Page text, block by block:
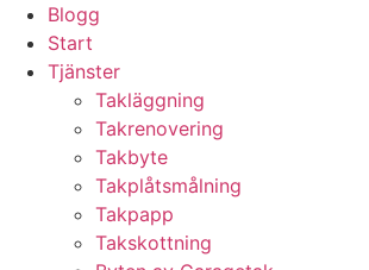
Blogg
Start
Tjänster
Takläggning
Takrenovering
Takbyte
Takplåtsmålning
Takpapp
Takskottning